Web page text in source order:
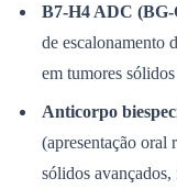
B7-H4 ADC
de escalonamento
em tumores
Anticorpo
(apresentação oral
sólidos